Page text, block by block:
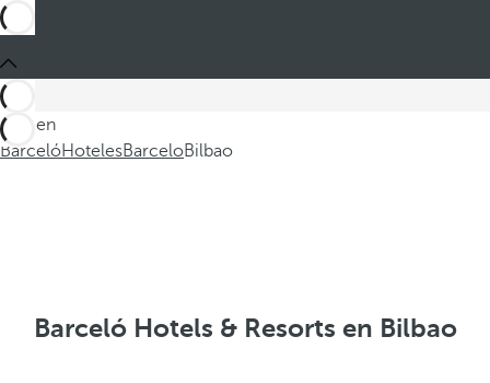
Está en
BarcelóHotelesBarceloBilbao
Barceló Hotels & Resorts en Bilbao